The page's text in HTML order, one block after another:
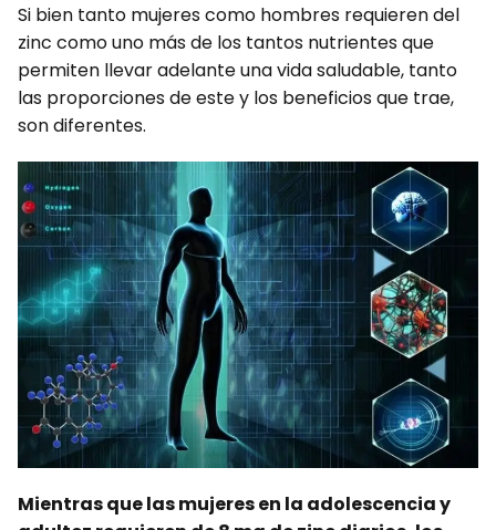
Si bien tanto mujeres como hombres requieren del
zinc como uno más de los tantos nutrientes que
permiten llevar adelante una vida saludable, tanto
las proporciones de este y los beneficios que trae,
son diferentes.
Mientras que las mujeres en la adolescencia y